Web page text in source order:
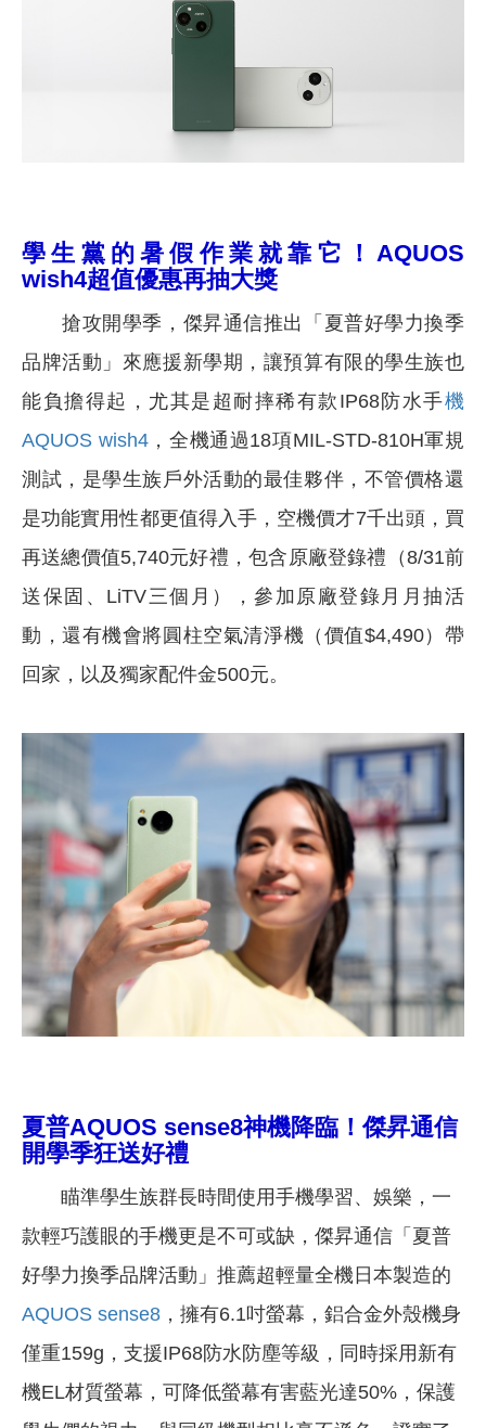
學生黨的暑假作業就靠它！ AQUOS
wish4超值優惠再抽大獎
搶攻開學季，傑昇通信推出「夏普好學力換季
品牌活動」來應援新學期，讓預算有限的學生族也
能負擔得起，尤其是超耐摔稀有款IP68防水手機
AQUOS wish4，全機通過18項MIL-STD-810H軍規
測試，是學生族戶外活動的最佳夥伴，不管價格還
是功能實用性都更值得入手，空機價才7千出頭，買
再送總價值5,740元好禮，包含原廠登錄禮（8/31前
送保固、LiTV三個月），參加原廠登錄月月抽活
動，還有機會將圓柱空氣清淨機（價值$4,490）帶
回家，以及獨家配件金500元。
夏普AQUOS sense8神機降臨！傑昇通信
開學季狂送好禮
瞄準學生族群長時間使用手機學習、娛樂，一
款輕巧護眼的手機更是不可或缺，傑昇通信「夏普
好學力換季品牌活動」推薦超輕量全機日本製造的
AQUOS sense8 ，擁有6.1吋螢幕，鋁合金外殼機身
僅重159g，支援IP68防水防塵等級，同時採用新有
機EL材質螢幕，可降低螢幕有害藍光達50%，保護